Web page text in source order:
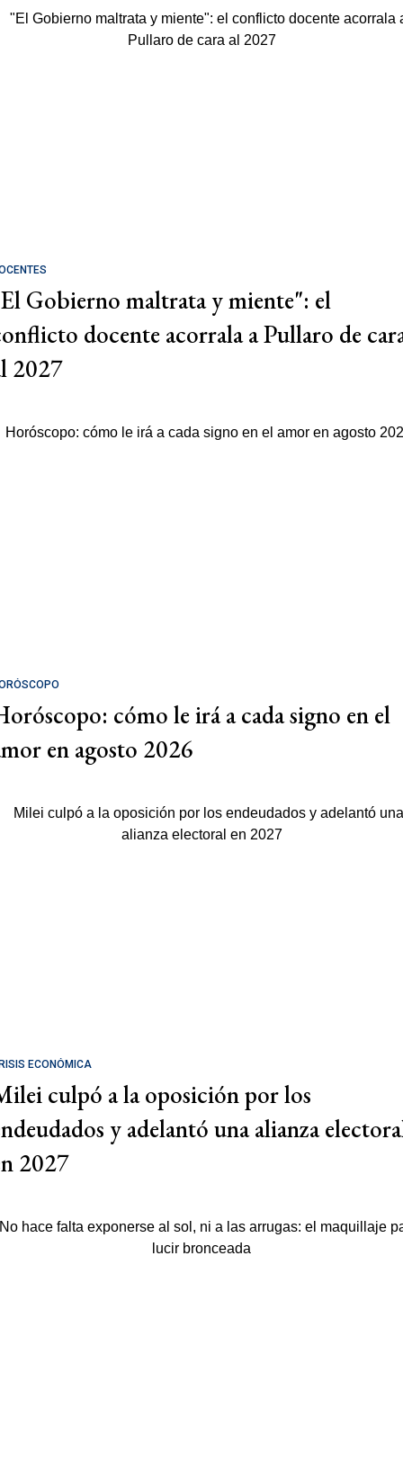
Gobierno maltrata y miente": el
docente acorrala a Pullaro de
2027
cómo le irá a cada signo en el
en agosto 2026
ECONÓMICA
culpó a la oposición por los
y adelantó una alianza
2027